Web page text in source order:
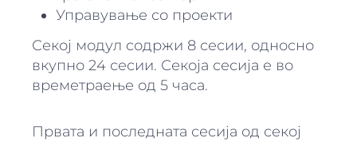
Управување со проекти
Секој модул содржи 8 сесии, односно
вкупно 24 сесии. Секоја сесија е во
времетраење од 5 часа.
Првата и последната сесија од секој